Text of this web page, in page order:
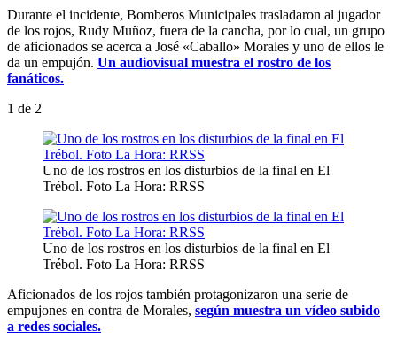
Durante el incidente, Bomberos Municipales trasladaron al jugador
de los rojos, Rudy Muñoz, fuera de la cancha, por lo cual, un grupo
de aficionados se acerca a José «Caballo» Morales y uno de ellos le
da un empujón. Un audiovisual muestra el rostro de los
fanáticos.
1 de 2
Uno de los rostros en los disturbios de la final en El
Trébol. Foto La Hora: RRSS
Uno de los rostros en los disturbios de la final en El
Trébol. Foto La Hora: RRSS
Aficionados de los rojos también protagonizaron una serie de
empujones en contra de Morales, según muestra un vídeo subido
a redes sociales.